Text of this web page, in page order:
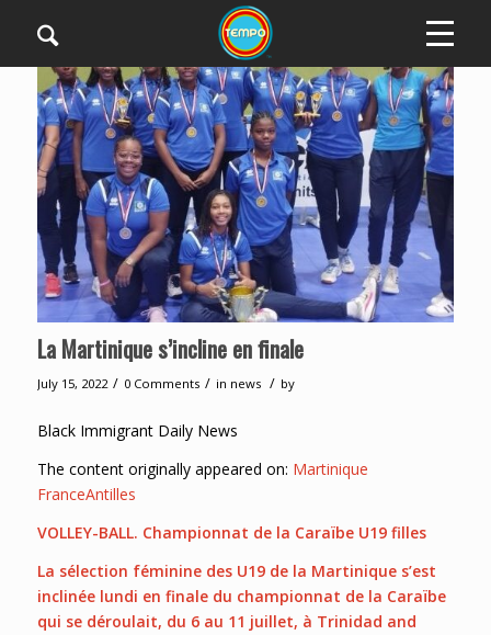
La Martinique s’incline en finale
July 15, 2022 / 0 Comments / in news / by
Black Immigrant Daily News
The content originally appeared on: Martinique
FranceAntilles
VOLLEY-BALL. Championnat de la Caraïbe U19 filles
La sélection féminine des U19 de la Martinique s’est
inclinée lundi en finale du championnat de la Caraïbe
qui se déroulait, du 6 au 11 juillet, à Trinidad and